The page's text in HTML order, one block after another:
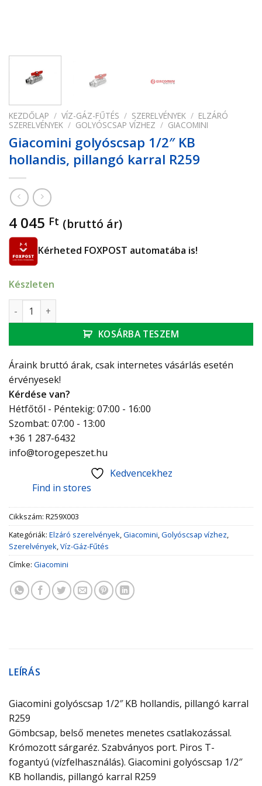
KEZDŐLAP / VÍZ-GÁZ-FŰTÉS / SZERELVÉNYEK / ELZÁRÓ
SZERELVÉNYEK / GOLYÓSCSAP VÍZHEZ / GIACOMINI
Giacomini golyóscsap 1/2″ KB
hollandis, pillangó karral R259
4 045 Ft (bruttó ár)
Kérheted FOXPOST automatába is!
Készleten
Giacomini golyóscsap 1/2" KB hollandis, pillangó karral R259
KOSÁRBA TESZEM
Áraink bruttó árak, csak internetes vásárlás esetén
érvényesek!
Kérdése van?
Hétfőtől - Péntekig: 07:00 - 16:00
Szombat: 07:00 - 13:00
+36 1 287-6432
info@torogepeszet.hu
Kedvencekhez
Find in stores
Cikkszám: R259X003
Kategóriák: Elzáró szerelvények,Giacomini,Golyóscsap vízhez,
Szerelvények,Víz-Gáz-Fűtés
Címke: Giacomini
LEÍRÁS
Giacomini golyóscsap 1/2″ KB hollandis, pillangó karral
R259
Gömbcsap, belső menetes menetes csatlakozással.
Krómozott sárgaréz. Szabványos port. Piros T-
fogantyú (vízfelhasználás). Giacomini golyóscsap 1/2″
KB hollandis, pillangó karral R259